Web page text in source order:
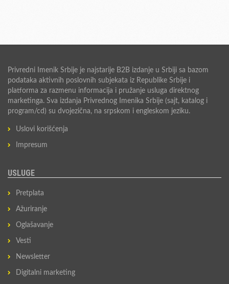
Privredni Imenik Srbije je najstarije B2B izdanje u Srbiji sa bazom
podataka aktivnih poslovnih subjekata iz Republike Srbije i
platforma za razmenu informacija i pružanje usluga direktnog
marketinga. Sva izdanja Privrednog Imenika Srbije (sajt, katalog i
program/cd) su dvojezična, na srpskom i engleskom jeziku.
Uslovi korišćenja
Impresum
USLUGE
Pretplata
Ažuriranje
Oglašavanje
Vesti
Newsletter
Digitalni marketing